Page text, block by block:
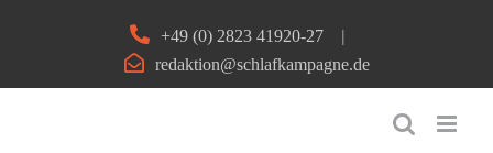
+49 (0) 2823 41920-27
|
redaktion@schlafkampagne.de